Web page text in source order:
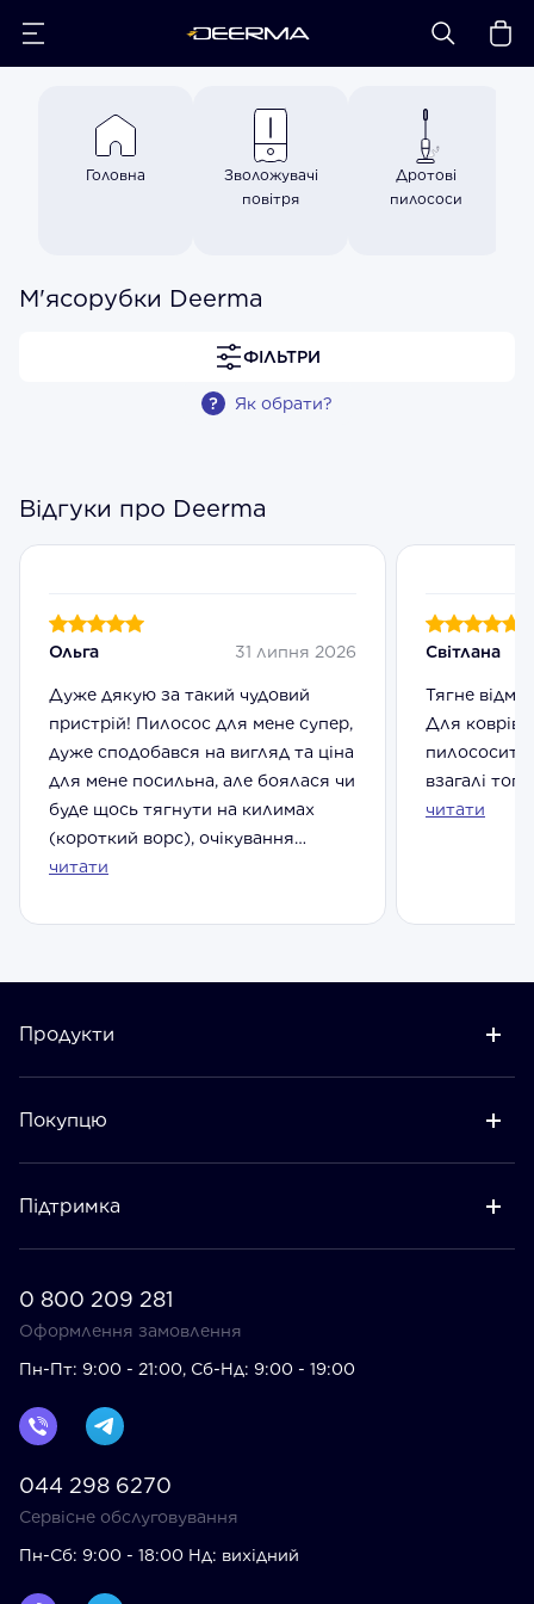
Головна
Зволожувачі
повітря
Дротові
пилососи
М'ясорубки Deerma
ФІЛЬТРИ
Як обрати?
Відгуки про Deerma
Ольга 31 липня 2026
Дуже дякую за такий чудовий
пристрій! Пилосос для мене супер,
дуже сподобався на вигляд та ціна
для мене посильна, але боялася чи
буде щось тягнути на килимах
(короткий ворс), очікування
переверши...
читати
Світлана
Тягне
Для коврів
пилососити
взагалі
читати
Продукти
Покупцю
Підтримка
0 800 209 281
Оформлення замовлення
Пн-Пт: 9:00 - 21:00, Сб-Нд: 9:00 - 19:00
044 298 6270
Сервісне обслуговування
Пн-Сб: 9:00 - 18:00 Нд: вихідний